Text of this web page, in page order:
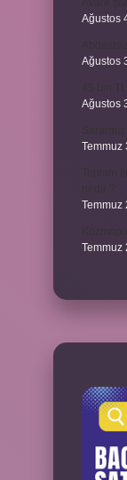
Ağustos
Ağustos
Ağustos
Temmuz
Temmuz
Temmuz